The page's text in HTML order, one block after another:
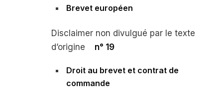
Brevet européen
Disclaimer non divulgué par le texte
d’origine
n° 19
Droit au brevet et contrat de
commande